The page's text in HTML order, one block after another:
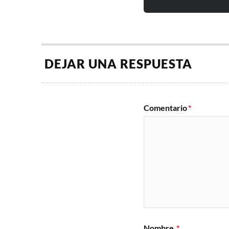
DEJAR UNA RESPUESTA
Comentario*